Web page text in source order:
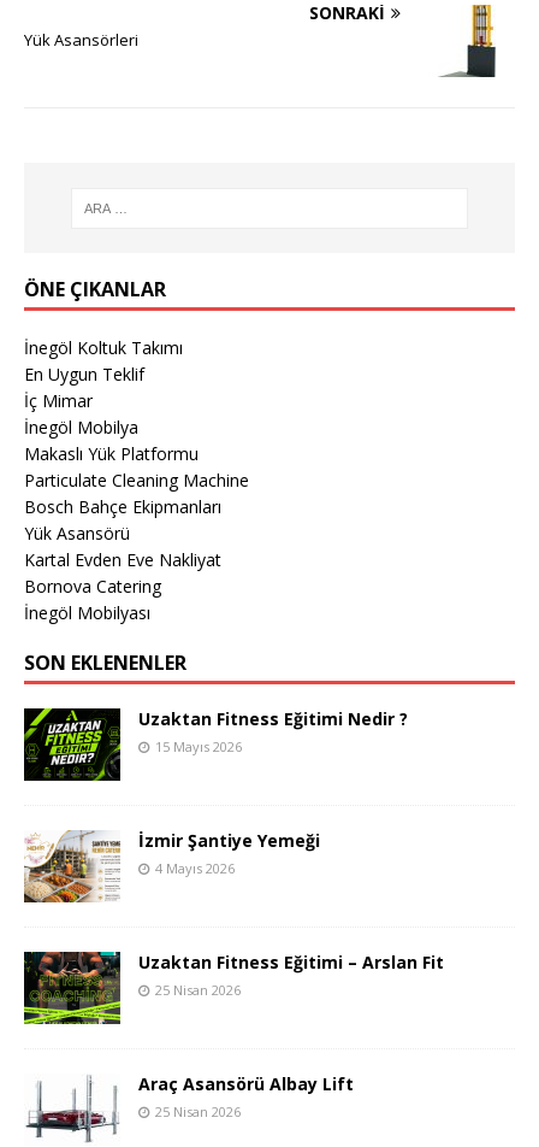
SONRAKI
Yük Asansörleri
ÖNE ÇIKANLAR
İnegöl Koltuk Takımı
En Uygun Teklif
İç Mimar
İnegöl Mobilya
Makaslı Yük Platformu
Particulate Cleaning Machine
Bosch Bahçe Ekipmanları
Yük Asansörü
Kartal Evden Eve Nakliyat
Bornova Catering
İnegöl Mobilyası
SON EKLENENLER
Uzaktan Fitness Eğitimi Nedir ?
15 Mayıs 2026
İzmir Şantiye Yemeği
4 Mayıs 2026
Uzaktan Fitness Eğitimi – Arslan Fit
25 Nisan 2026
Araç Asansörü Albay Lift
25 Nisan 2026